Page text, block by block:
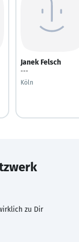
Janek Felsch
---
Köln
zu Dir